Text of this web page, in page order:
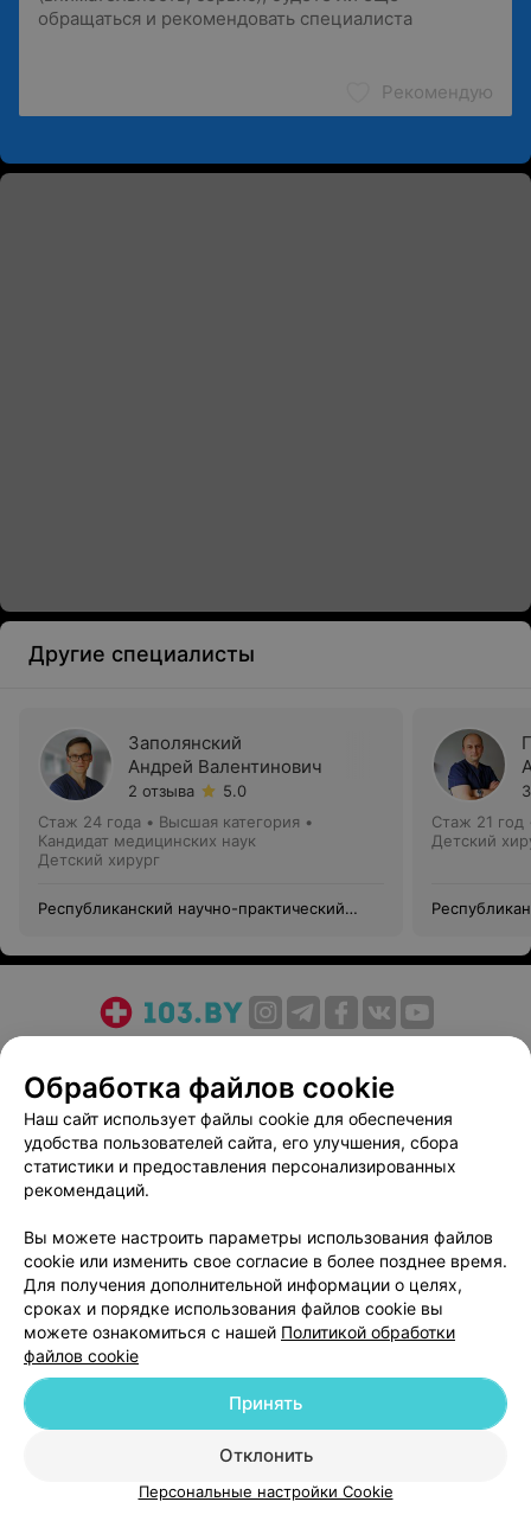
Рекомендую
Другие специалисты
Заполянский
Андрей Валентинович
2 отзыва
5.0
Стаж 24 года • Высшая категория •
Кандидат медицинских наук
Детский хирург
Республиканский научно-практический
Стаж 21 год
Детский
Медицинский маркетинг
Публичный договор
Пользовательское соглашение
Способы оплаты
Вакансии
Партнеры
Написать руководителю 103.by
Персональные настройки cookie
Обработка персональных данных
Обработка файлов cookie
Наш сайт использует файлы cookie для обеспечения
удобства пользователей сайта, его улучшения, сбора
статистики и предоставления персонализированных
рекомендаций.
Вы можете настроить параметры использования файлов
cookie или изменить свое согласие в более позднее время.
Для получения дополнительной информации о целях,
сроках и порядке использования файлов cookie вы
можете ознакомиться с нашей Политикой обработки
файлов cookie
Отклонить
Принять
Персональные настройки Cookie